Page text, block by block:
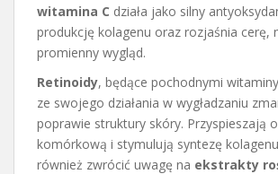
witamina C działa jako silny
produkcję kolagenu oraz rozjaśnia cerę,
promienny wygląd.
Retinoidy, będące pochodnymi
ze swojego działania w wygładzaniu
poprawie struktury skóry. Przyspieszają
komórkową i stymulują syntezę
również zwrócić uwagę na ekstrakty